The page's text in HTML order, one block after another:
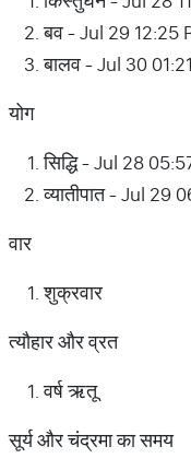
बव - Jul 29 12:25
बालव - Jul 30
योग
सिद्धि - Jul 28
व्यातीपात - Jul 29
वार
शुक्रवार
त्यौहार और व्रत
वर्ष ऋतू
सूर्य और चंद्रमा का समय